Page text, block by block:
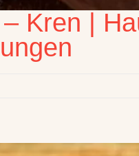
Kren |